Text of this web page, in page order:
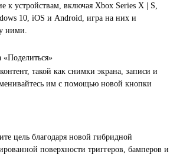
к устройствам, включая Xbox Series X | S,
10, iOS и Android, игра на них и
ними.
«Поделиться»
такой как снимки экрана, записи и
им с помощью новой кнопки
цель благодаря новой гибридной
поверхности триггеров, бамперов и